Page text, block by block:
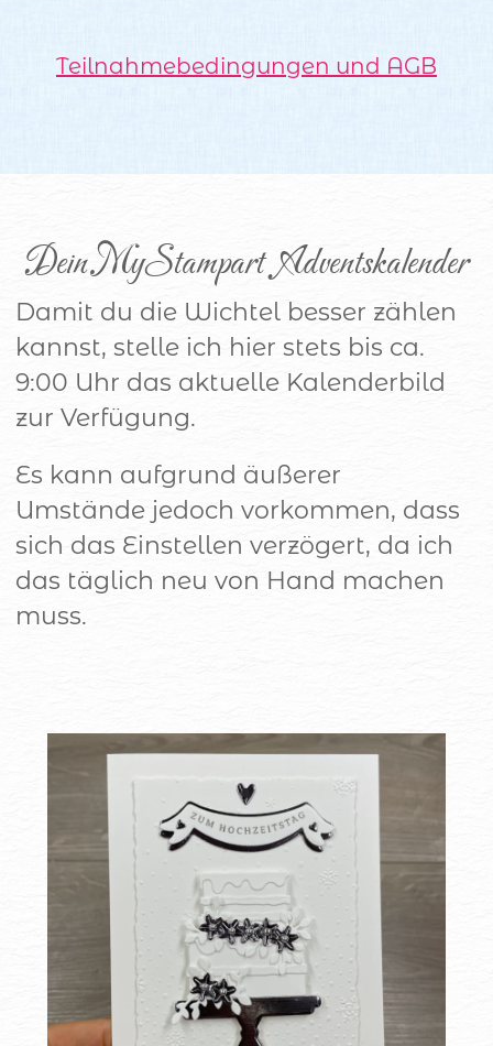
Teilnahmebedingungen und AGB
Dein MyStampart  Adventskalender
Damit du die Wichtel besser zählen
kannst, stelle ich hier stets bis ca.
9:00 Uhr das aktuelle Kalenderbild
zur Verfügung.
Es kann aufgrund äußerer
Umstände jedoch vorkommen, dass
sich das Einstellen verzögert, da ich
das täglich neu von Hand machen
muss.